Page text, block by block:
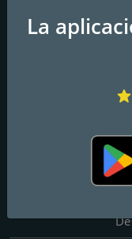
El Conquistador
Frecuencias
: Online
La